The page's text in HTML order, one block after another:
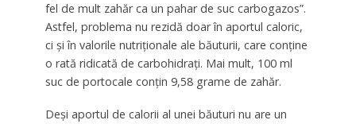
fel de mult zahăr ca un pahar de suc carbogazos”.
Astfel, problema nu rezidă doar în aportul caloric,
ci și în valorile nutriționale ale băuturii, care conține
o rată ridicată de carbohidrați. Mai mult, 100 ml
suc de portocale conțin 9,58 grame de zahăr.
Deși aportul de calorii al unei băuturi nu are un